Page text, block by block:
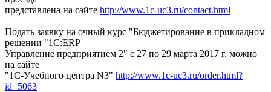
представлена на сайте http://www.1c-uc3.ru/contact.html
Подать заявку на очный курс "Бюджетирование в прикладном
решении "1С:ERP
Управление предприятием 2" с 27 по 29 марта 2017 г. можно
на сайте
"1С-Учебного центра N3" http://www.1c-uc3.ru/order.html?
id=5063